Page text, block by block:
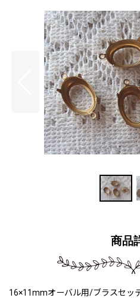
商品
16×11mmオーバル用/ブラスセッ